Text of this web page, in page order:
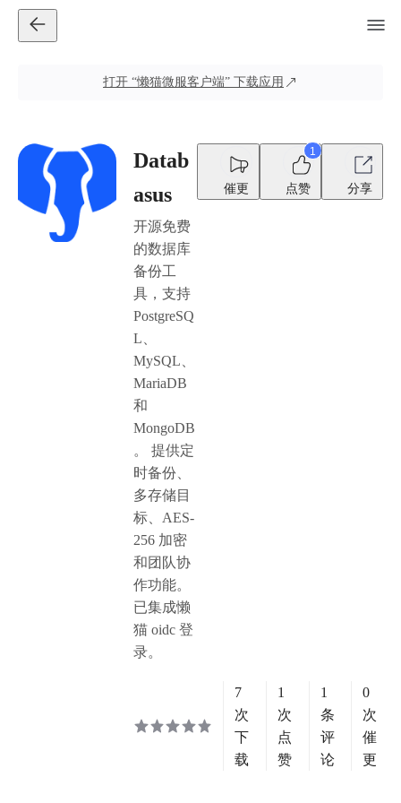
打开 “懒猫微服客户端” 下载应用
Datab
asus
开源免费
的数据库
备份工
具，支持
PostgreSQ
L、
MySQL、
MariaDB
和
MongoDB
。 提供定
时备份、
多存储目
标、AES-
256 加密
和团队协
作功能。
已集成懒
猫 oidc 登
录。
催更
1
点赞 分享
7
次
下
载
1
次
点
赞
1
条
评
论
0
次
催
更